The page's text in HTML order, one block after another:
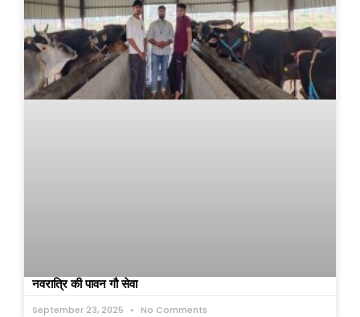
नवरात्रि की पावन गौ सेवा
September 23, 2025 No Comments